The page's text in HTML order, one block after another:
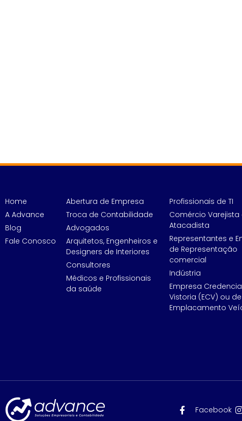
Home
A Advance
Blog
Fale Conosco
Abertura de Empresa
Troca de Contabilidade
Advogados
Arquitetos, Engenheiros e
Designers de Interiores
Consultores
Médicos e Profissionais
da saúde
Profissionais de TI
Comércio Varejista
Atacadista
Representantes e
de Representação
comercial
Indústria
Empresa
Vistoria (ECV) ou de
Emplacamento
Facebook